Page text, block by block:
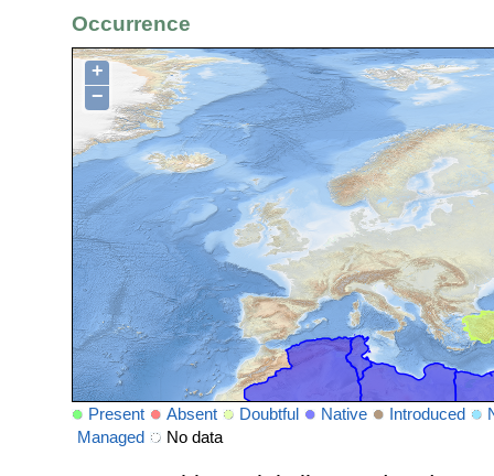
Occurrence
+
−
Present Absent Doubtful Native Introduced
Managed
No data